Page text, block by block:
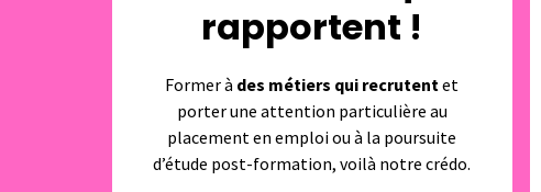
rapportent !
Former à des métiers qui recrutentet
porter une attention particulière au
placement en emploi ou à la poursuite
d’étude post-formation, voilà notre crédo.